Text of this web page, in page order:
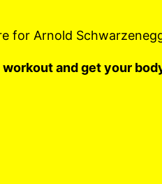
for Arnold
and get your